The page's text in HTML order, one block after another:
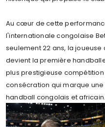
Au cœur de cette
l'internationale congolaise
seulement 22 ans, la
devient la première
plus prestigieuse
consécration qui marque
handball congolais et africain.